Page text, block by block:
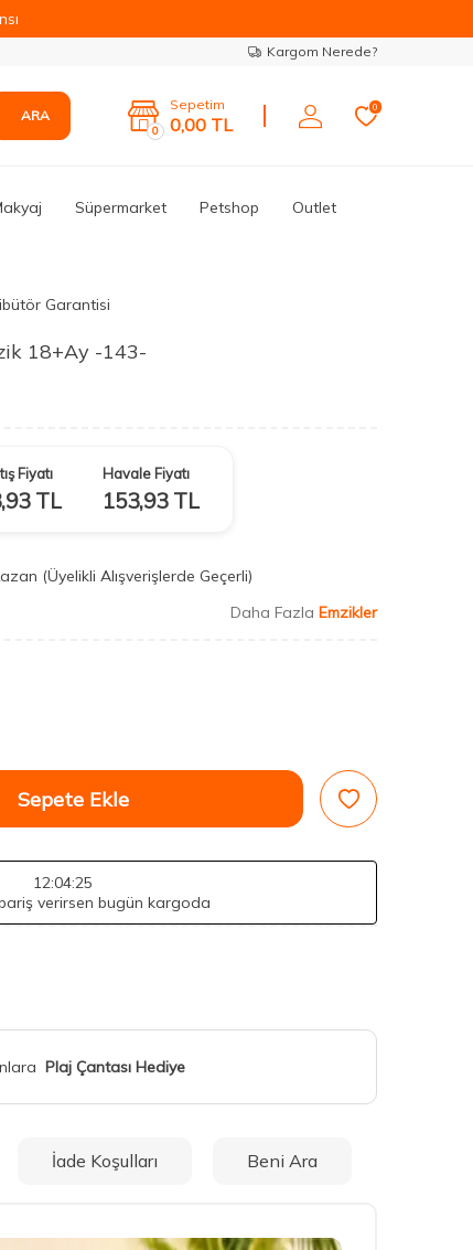
Kargom Nerede?
ARA
0
Sepetim
0,00 TL
0
Süpermarket Petshop Outlet
Garantisi
18+Ay -143-
Fiyatı
TL
Havale Fiyatı
153,93TL
(Üyelikli Alışverişlerde Geçerli)
Daha Fazla Emzikler
Sepete Ekle
12:04:23
verirsen bugün kargoda
Plaj Çantası Hediye
İade Koşulları Beni Ara